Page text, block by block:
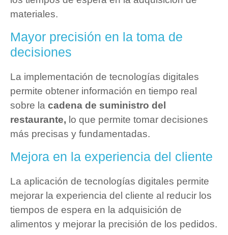
materiales.
Mayor precisión en la toma de
decisiones
La implementación de tecnologías digitales
permite obtener información en tiempo real
sobre la cadena de suministro del
restaurante, lo que permite tomar decisiones
más precisas y fundamentadas.
Mejora en la experiencia del cliente
La aplicación de tecnologías digitales permite
mejorar la experiencia del cliente al reducir los
tiempos de espera en la adquisición de
alimentos y mejorar la precisión de los pedidos.